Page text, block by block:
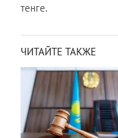
тенге.
ЧИТАЙТЕ ТАКЖЕ